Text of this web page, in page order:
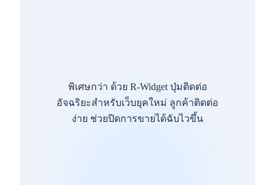
พิเศษกว่า ด้วย R-Widget ปุ่มติดต่อ
อัจฉริยะสำหรับเว็บยุคใหม่ ลูกค้าติดต่อ
ง่าย ช่วยปิดการขายได้ฉับไวขึ้น